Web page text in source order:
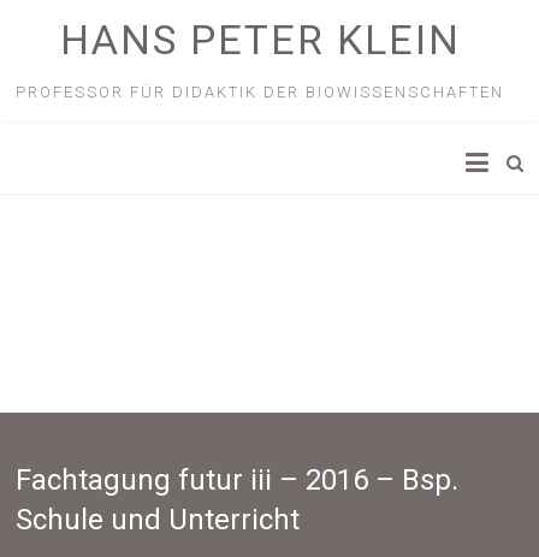
HANS PETER KLEIN
PROFESSOR FÜR DIDAKTIK DER BIOWISSENSCHAFTEN
Fachtagung futur iii – 2016 – Bsp.
Schule und Unterricht